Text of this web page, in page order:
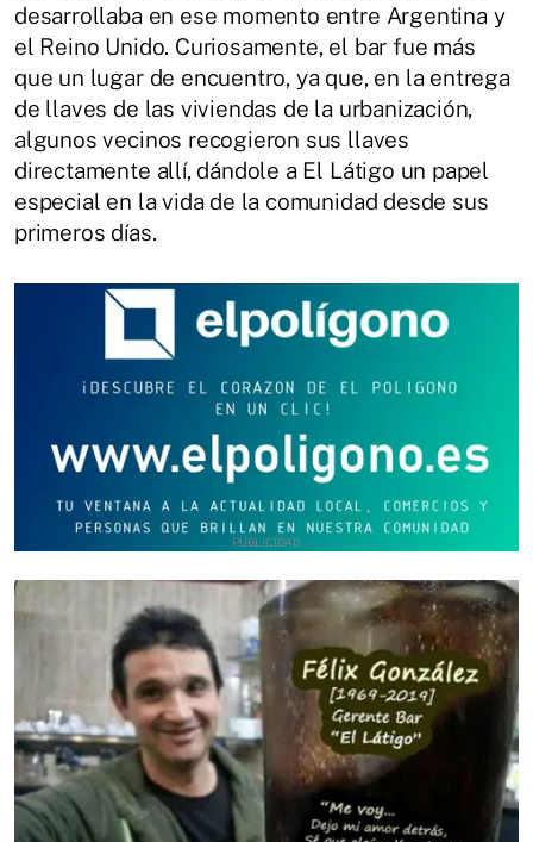
desarrollaba en ese momento entre Argentina y
el Reino Unido. Curiosamente, el bar fue más
que un lugar de encuentro, ya que, en la entrega
de llaves de las viviendas de la urbanización,
algunos vecinos recogieron sus llaves
directamente allí, dándole a El Látigo un papel
especial en la vida de la comunidad desde sus
primeros días.